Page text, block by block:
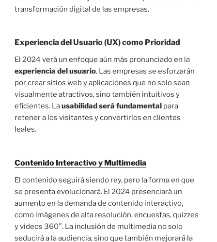
transformación digital de las empresas.
Experiencia del Usuario (UX) como Prioridad
El 2024 verá un enfoque aún más pronunciado en la
experiencia del usuario. Las empresas se esforzarán
por crear sitios web y aplicaciones que no solo sean
visualmente atractivos, sino también intuitivos y
eficientes. Lausabilidad será fundamental para
retener a los visitantes y convertirlos en clientes
leales.
Contenido Interactivo y Multimedia
El contenido seguirá siendo rey, pero la forma en que
se presenta evolucionará. El 2024 presenciará un
aumento en la demanda de contenido interactivo,
como imágenes de alta resolución, encuestas, quizzes
y videos 360°. La inclusión de multimedia no solo
seducirá a la audiencia, sino que también mejorará la